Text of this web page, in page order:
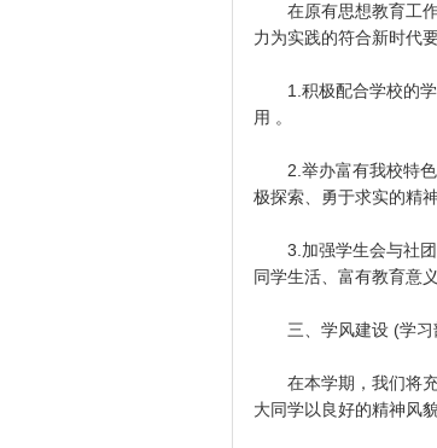
在原有思想教育工作
力为实践的符合新时代
1.积极配合学校的学
用 。
2.举办富有我校特色
极探索、勇于求实的精神
3.加强学生会与社团
同学生活、富有教育意义
三、学风建设 (学习
在本学期，我们将充
大同学以良好的精神风